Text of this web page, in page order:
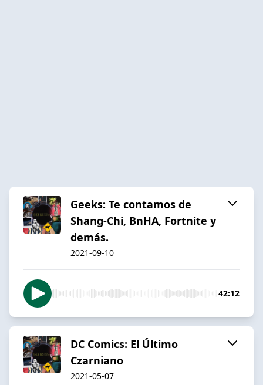
Geeks: Te contamos de
Shang-Chi, BnHA, Fortnite y
demás.
2021-09-10
42:12
DC Comics: El Último
Czarniano
2021-05-07